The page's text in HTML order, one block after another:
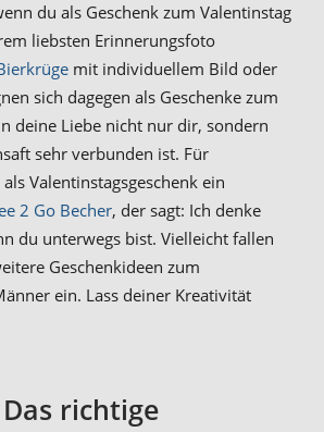
du als Geschenk zum Valentinstag
liebsten Erinnerungsfoto
mit individuellem Bild oder
sich dagegen als Geschenke zum
deine Liebe nicht nur dir, sondern
sehr verbunden ist. Für
Valentinstagsgeschenk ein
2 Go Becher, der sagt: Ich denke
du unterwegs bist. Vielleicht fallen
Geschenkideen zum
ein. Lass deiner Kreativität
Das richtige